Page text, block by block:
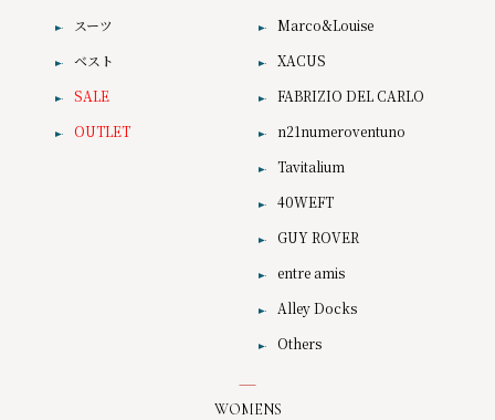
スーツ
ベスト
SALE
OUTLET
Marco&Louise
XACUS
FABRIZIO DEL CARLO
n21numeroventuno
Tavitalium
40WEFT
GUY ROVER
entre amis
Alley Docks
Others
WOMENS